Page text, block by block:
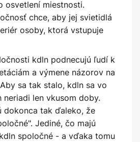
osvetlení miestnosti.
chce, aby jej svietidlá
osoby, ktorá vstupuje
kdln podnecujú ľudí k
a výmene názorov na
sa tak stalo, kdln sa vo
neriadi len vkusom doby.
dokonca tak ďaleko, že
Jediné, čo majú
spoločné - a vďaka tomu